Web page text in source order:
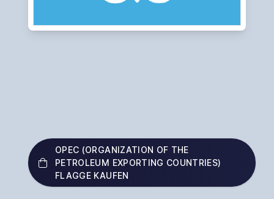
OPEC (ORGANIZATION OF THE
PETROLEUM EXPORTING COUNTRIES)
FLAGGE KAUFEN